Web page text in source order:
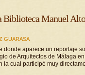
Biblioteca Manuel
GUARASA
donde aparece un reportaje
de Arquitectos de Málaga
la cual participé muy